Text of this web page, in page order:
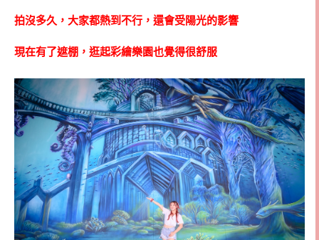
拍沒多久，大家都熱到不行，還會受陽光的影響
現在有了遮棚，逛起彩繪樂園也覺得很舒服